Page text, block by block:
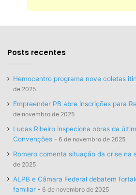
Posts recentes
Hemocentro programa nove coletas
de 2025
Empreender PB abre inscrições para
de novembro de 2025
Lucas Ribeiro inspeciona obras da
Convenções
6 de novembro de 2025
Romero comenta situação da crise na
de 2025
ALPB e Câmara Federal debatem
familiar
6 de novembro de 2025